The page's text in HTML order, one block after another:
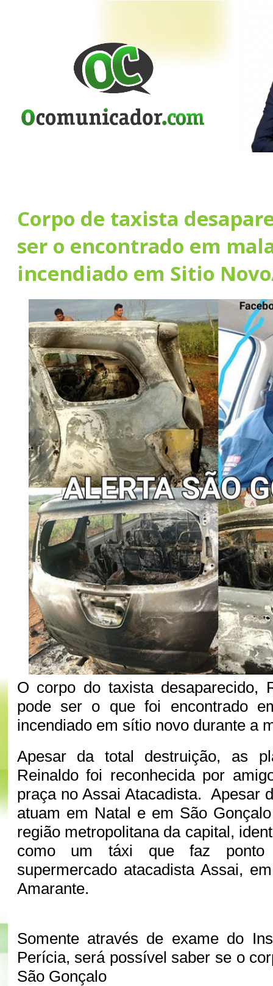
Corpo de taxista
ser o encontrado em
incendiado em Sitio
O corpo do taxista desaparecido,
pode ser o que foi encontrado
incendiado em sítio novo durante a
Apesar da total destruição, as
Reinaldo foi reconhecida por
praça no Assai Atacadista. Apesar
atuam em Natal e em São
região metropolitana da capital,
como um táxi que faz ponto
supermercado atacadista Assai,
Amarante.
Somente através de exame do
Perícia, será possível saber se o
São Gonçalo